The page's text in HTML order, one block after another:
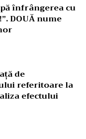
înfrângerea cu
DOUĂ nume
de
referitoare la
efectului